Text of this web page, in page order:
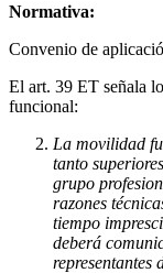
Normativa:
Convenio de
El art. 39 ET señala
funcional:
La movilidad
tanto
grupo
razones
tiempo
deberá
representantes